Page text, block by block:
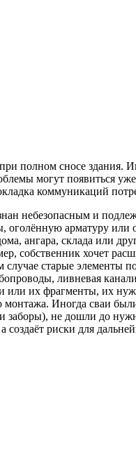
полном сносе здания.
могут появиться
коммуникаций
небезопасным и
арматуру или
ангара, склада или
собственник хочет
старые элементы
ливневая
или их фрагменты, их
Иногда сваи
заборы), не дошли до
создаёт риски для